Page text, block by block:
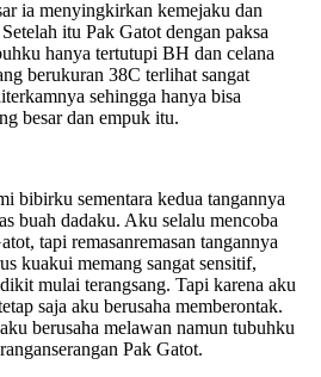
ia menyingkirkan kemejaku dan
itu Pak Gatot dengan paksa
hanya tertutupi BH dan celana
berukuran 38C terlihat sangat
sehingga hanya bisa
besar dan empuk itu.
bibirku sementara kedua tangannya
buah dadaku. Aku selalu mencoba
tapi remasanremasan tangannya
kuakui memang sangat sensitif,
mulai terangsang. Tapi karena aku
saja aku berusaha memberontak.
berusaha melawan namun tubuhku
Pak Gatot.